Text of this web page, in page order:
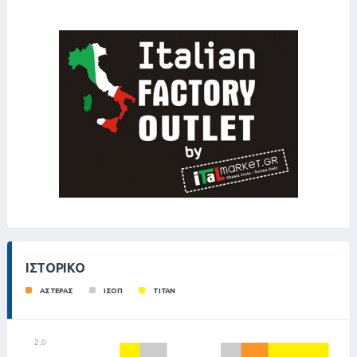
ΙΣΤΟΡΙΚΌ
ΑΣΤΕΡΑΣ ΙΣΟΠ ΤΙΤΑΝ